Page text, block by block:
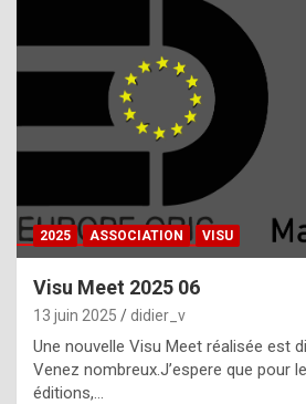
h
a
t
t
2025 ASSOCIATION VISU
Visu Meet 2025 06
13 juin 2025 didier_v
Une nouvelle Visu Meet réalisée est
Venez nombreux.J’espere que pour
éditions,…